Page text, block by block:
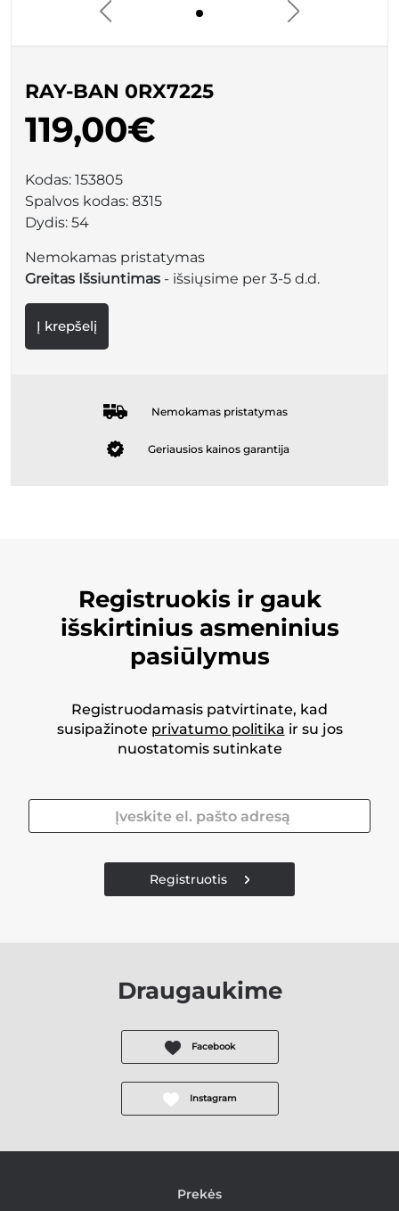
RAY-BAN 0RX7225
119,00€
Kodas: 153805
Spalvos kodas: 8315
Dydis: 54
Nemokamas pristatymas
Greitas Išsiuntimas - išsiųsime per 3-5 d.d.
Į krepšelį
Nemokamas pristatymas
Geriausios kainos garantija
Registruokis ir gauk
išskirtinius asmeninius
pasiūlymus
Registruodamasis patvirtinate, kad
susipažinote privatumo politika ir su jos
nuostatomis sutinkate
Registruotis
Draugaukime
Facebook
Instagram
Prekės